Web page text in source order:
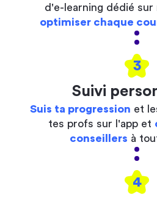
d'e-learning dédié sur
optimiser chaque
3
Suivi
Suis ta progression et
tes profs sur l'app et
conseillers à
4